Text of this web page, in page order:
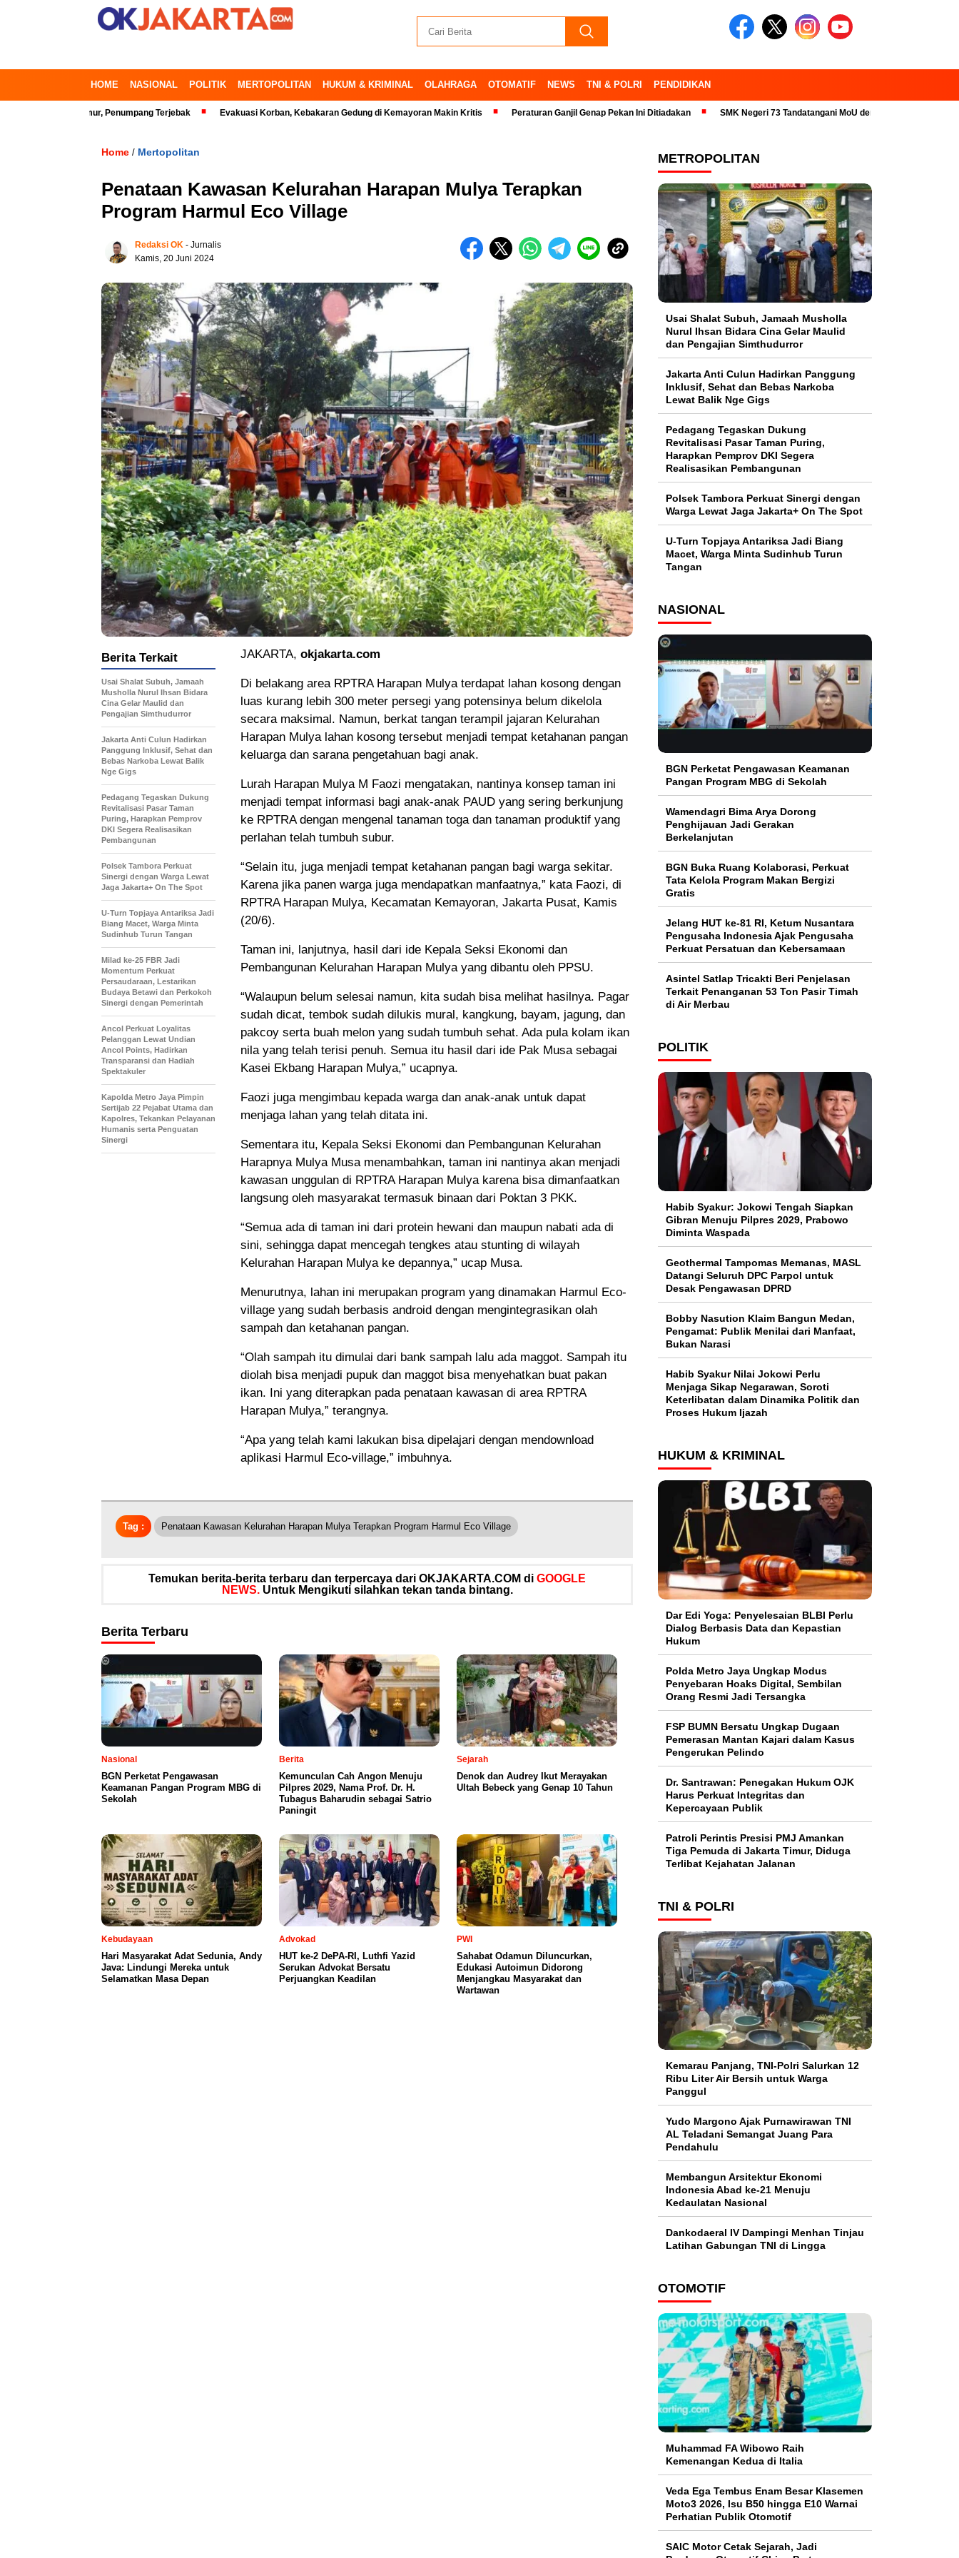
HOME NASIONAL POLITIK MERTOPOLITAN HUKUM & KRIMINAL OLAHRAGA OTOMATIF NEWS TNI & POLRI PENDIDIKAN
Timur, Penumpang Terjebak Evakuasi Korban, Kebakaran Gedung di Kemayoran Makin Kritis Peraturan Ganjil Genap Pekan Ini Ditiadakan SMK Negeri 73 Tandatangani MoU dengan 23 Industri Pariwisata dan
Home / Mertopolitan
Penataan Kawasan Kelurahan Harapan Mulya Terapkan
Program Harmul Eco Village
Redaksi OK - Jurnalis
Kamis, 20 Juni 2024
JAKARTA, okjakarta.com
Di belakang area RPTRA Harapan Mulya terdapat lahan kosong dengan
luas kurang lebih 300 meter persegi yang potensinya belum dikelola
secara maksimal. Namun, berkat tangan terampil jajaran Kelurahan
Harapan Mulya lahan kosong tersebut menjadi tempat ketahanan pangan
keluarga dan sarana pengetahuan bagi anak.
Lurah Harapan Mulya M Faozi mengatakan, nantinya konsep taman ini
menjadi tempat informasi bagi anak-anak PAUD yang sering berkunjung
ke RPTRA dengan mengenal tanaman toga dan tanaman produktif yang
perlahan telah tumbuh subur.
“Selain itu, juga menjadi tempat ketahanan pangan bagi warga sekitar.
Karena jika panen warga juga mendapatkan manfaatnya,” kata Faozi, di
RPTRA Harapan Mulya, Kecamatan Kemayoran, Jakarta Pusat, Kamis
(20/6).
Taman ini, lanjutnya, hasil dari ide Kepala Seksi Ekonomi dan
Pembangunan Kelurahan Harapan Mulya yang dibantu oleh PPSU.
“Walaupun belum selesai namun, kita sudah bisa melihat hasilnya. Pagar
sudah dicat, tembok sudah dilukis mural, kangkung, bayam, jagung, dan
pakcoy serta buah melon yang sudah tumbuh sehat. Ada pula kolam ikan
nila yang telah terisi penuh. Semua itu hasil dari ide Pak Musa sebagai
Kasei Ekbang Harapan Mulya,” ucapnya.
Faozi juga mengimbau kepada warga dan anak-anak untuk dapat
menjaga lahan yang telah ditata ini.
Sementara itu, Kepala Seksi Ekonomi dan Pembangunan Kelurahan
Harapnya Mulya Musa menambahkan, taman ini nantinya akan menjadi
kawasan unggulan di RPTRA Harapan Mulya karena bisa dimanfaatkan
langsung oleh masyarakat termasuk binaan dari Poktan 3 PKK.
“Semua ada di taman ini dari protein hewani dan maupun nabati ada di
sini, sehingga dapat mencegah tengkes atau stunting di wilayah
Kelurahan Harapan Mulya ke depannya,” ucap Musa.
Menurutnya, lahan ini merupakan program yang dinamakan Harmul Eco-
village yang sudah berbasis android dengan mengintegrasikan olah
sampah dan ketahanan pangan.
“Olah sampah itu dimulai dari bank sampah lalu ada maggot. Sampah itu
diolah bisa menjadi pupuk dan maggot bisa menyehatkan buat pakan
ikan. Ini yang diterapkan pada penataan kawasan di area RPTRA
Harapan Mulya,” terangnya.
“Apa yang telah kami lakukan bisa dipelajari dengan mendownload
aplikasi Harmul Eco-village,” imbuhnya.
Berita Terkait
Usai Shalat Subuh, Jamaah
Musholla Nurul Ihsan Bidara
Cina Gelar Maulid dan
Pengajian Simthudurror
Jakarta Anti Culun Hadirkan
Panggung Inklusif, Sehat dan
Bebas Narkoba Lewat Balik
Nge Gigs
Pedagang Tegaskan Dukung
Revitalisasi Pasar Taman
Puring, Harapkan Pemprov
DKI Segera Realisasikan
Pembangunan
Polsek Tambora Perkuat
Sinergi dengan Warga Lewat
Jaga Jakarta+ On The Spot
U-Turn Topjaya Antariksa Jadi
Biang Macet, Warga Minta
Sudinhub Turun Tangan
Milad ke-25 FBR Jadi
Momentum Perkuat
Persaudaraan, Lestarikan
Budaya Betawi dan Perkokoh
Sinergi dengan Pemerintah
Ancol Perkuat Loyalitas
Pelanggan Lewat Undian
Ancol Points, Hadirkan
Transparansi dan Hadiah
Spektakuler
Kapolda Metro Jaya Pimpin
Sertijab 22 Pejabat Utama dan
Kapolres, Tekankan Pelayanan
Humanis serta Penguatan
Sinergi
Tag : Penataan Kawasan Kelurahan Harapan Mulya Terapkan Program Harmul Eco Village
Temukan berita-berita terbaru dan terpercaya dari OKJAKARTA.COM di GOOGLE
NEWS. Untuk Mengikuti silahkan tekan tanda bintang.
Berita Terbaru
Nasional
BGN Perketat Pengawasan
Keamanan Pangan Program MBG di
Sekolah
Berita
Kemunculan Cah Angon Menuju
Pilpres 2029, Nama Prof. Dr. H.
Tubagus Baharudin sebagai Satrio
Paningit
Sejarah
Denok dan Audrey Ikut Merayakan
Ultah Bebeck yang Genap 10 Tahun
Kebudayaan
Hari Masyarakat Adat Sedunia, Andy
Java: Lindungi Mereka untuk
Selamatkan Masa Depan
Advokad
HUT ke-2 DePA-RI, Luthfi Yazid
Serukan Advokat Bersatu
Perjuangkan Keadilan
PWI
Sahabat Odamun Diluncurkan,
Edukasi Autoimun Didorong
Menjangkau Masyarakat dan
Wartawan
METROPOLITAN
Usai Shalat Subuh, Jamaah Musholla
Nurul Ihsan Bidara Cina Gelar Maulid
dan Pengajian Simthudurror
Jakarta Anti Culun Hadirkan Panggung
Inklusif, Sehat dan Bebas Narkoba
Lewat Balik Nge Gigs
Pedagang Tegaskan Dukung
Revitalisasi Pasar Taman Puring,
Harapkan Pemprov DKI Segera
Realisasikan Pembangunan
Polsek Tambora Perkuat Sinergi dengan
Warga Lewat Jaga Jakarta+ On The Spot
U-Turn Topjaya Antariksa Jadi Biang
Macet, Warga Minta Sudinhub Turun
Tangan
NASIONAL
BGN Perketat Pengawasan Keamanan
Pangan Program MBG di Sekolah
Wamendagri Bima Arya Dorong
Penghijauan Jadi Gerakan
Berkelanjutan
BGN Buka Ruang Kolaborasi, Perkuat
Tata Kelola Program Makan Bergizi
Gratis
Jelang HUT ke-81 RI, Ketum Nusantara
Pengusaha Indonesia Ajak Pengusaha
Perkuat Persatuan dan Kebersamaan
Asintel Satlap Tricakti Beri Penjelasan
Terkait Penanganan 53 Ton Pasir Timah
di Air Merbau
POLITIK
Habib Syakur: Jokowi Tengah Siapkan
Gibran Menuju Pilpres 2029, Prabowo
Diminta Waspada
Geothermal Tampomas Memanas, MASL
Datangi Seluruh DPC Parpol untuk
Desak Pengawasan DPRD
Bobby Nasution Klaim Bangun Medan,
Pengamat: Publik Menilai dari Manfaat,
Bukan Narasi
Habib Syakur Nilai Jokowi Perlu
Menjaga Sikap Negarawan, Soroti
Keterlibatan dalam Dinamika Politik dan
Proses Hukum Ijazah
HUKUM & KRIMINAL
Dar Edi Yoga: Penyelesaian BLBI Perlu
Dialog Berbasis Data dan Kepastian
Hukum
Polda Metro Jaya Ungkap Modus
Penyebaran Hoaks Digital, Sembilan
Orang Resmi Jadi Tersangka
FSP BUMN Bersatu Ungkap Dugaan
Pemerasan Mantan Kajari dalam Kasus
Pengerukan Pelindo
Dr. Santrawan: Penegakan Hukum OJK
Harus Perkuat Integritas dan
Kepercayaan Publik
Patroli Perintis Presisi PMJ Amankan
Tiga Pemuda di Jakarta Timur, Diduga
Terlibat Kejahatan Jalanan
TNI & POLRI
Kemarau Panjang, TNI-Polri Salurkan 12
Ribu Liter Air Bersih untuk Warga
Panggul
Yudo Margono Ajak Purnawirawan TNI
AL Teladani Semangat Juang Para
Pendahulu
Membangun Arsitektur Ekonomi
Indonesia Abad ke-21 Menuju
Kedaulatan Nasional
Dankodaeral IV Dampingi Menhan Tinjau
Latihan Gabungan TNI di Lingga
OTOMOTIF
Muhammad FA Wibowo Raih
Kemenangan Kedua di Italia
Veda Ega Tembus Enam Besar Klasemen
Moto3 2026, Isu B50 hingga E10 Warnai
Perhatian Publik Otomotif
SAIC Motor Cetak Sejarah, Jadi